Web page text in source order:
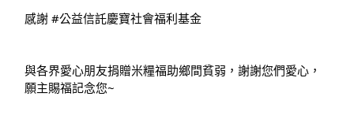
感謝 #公益信託慶寶社會福利基金
與各界愛心朋友捐贈米糧福助鄉間貧弱，謝謝您們愛心，
願主賜福記念您~